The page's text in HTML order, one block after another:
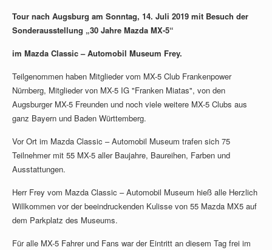
Tour nach Augsburg am Sonntag, 14. Juli 2019 mit Besuch der
Sonderausstellung „30 Jahre Mazda MX-5“
im Mazda Classic – Automobil Museum Frey.
Teilgenommen haben Mitglieder vom MX-5 Club Frankenpower
Nürnberg, Mitglieder von MX-5 IG "Franken Miatas", von den
Augsburger MX-5 Freunden und noch viele weitere MX-5 Clubs aus
ganz Bayern und Baden Württemberg.
Vor Ort im Mazda Classic – Automobil Museum trafen sich 75
Teilnehmer mit 55 MX-5 aller Baujahre, Baureihen, Farben und
Ausstattungen.
Herr Frey vom Mazda Classic – Automobil Museum hieß alle Herzlich
Willkommen vor der beeindruckenden Kulisse von 55 Mazda MX5 auf
dem Parkplatz des Museums.
Für alle MX-5 Fahrer und Fans war der Eintritt an diesem Tag frei im